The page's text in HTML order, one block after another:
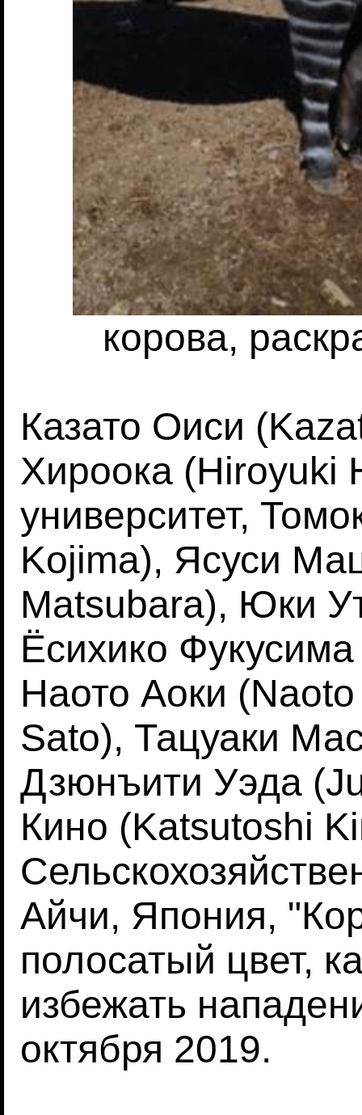
корова,
Казато Оиси
Хироока (Hiroyuki
университет,
Kojima), Ясуси
Matsubara), Юки
Ёсихико
Наото Аоки
Sato), Тацуаки
Дзюнъити Уэда
Кино (Katsutoshi
Айчи, Япония,
полосатый цвет,
избежать
октября 2019.